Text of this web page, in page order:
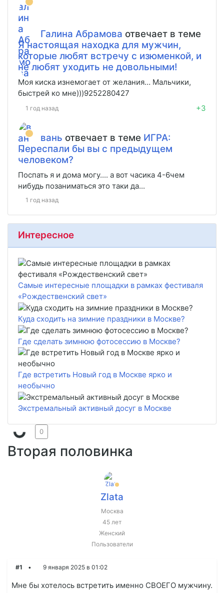
Галина Абрамова отвечает в теме
Я настоящая находка для мужчин,
которые любят встречу с изюменкой, и
не любят уходить не довольными!
Моя киска изнемогает от желания… Мальчики,
быстрей ко мне)))9252280427
1 год назад +3
вань отвечает в теме ИГРА:
Переспали бы вы с предыдущем
человеком?
Поспать я и дома могу.... а вот часика 4-6чем
нибудь позаниматься это таки да...
1 год назад
Интересное
Самые интересные площадки в рамках фестиваля
«Рождественский свет»
Куда сходить на зимние праздники в Москве?
Где сделать зимнюю фотосессию в Москве?
Где встретить Новый год в Москве ярко и
необычно
Экстремальный активный досуг в Москве
Вторая половинка
0
#1 9 января 2025 в 01:02
Мне бы хотелось встретить именно СВОЕГО мужчину.
Zlata
Москва
45 лет
Женский
Пользователи